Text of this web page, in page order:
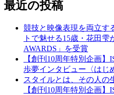
最近の投稿
競技と映像表現を両立す
トで魅せる15歳・花田雫
AWARDS」を受賞
【創刊10周年特別企画
歩夢インタビュー〈はじ
スタイルとは、その人の
【創刊10周年特別企画